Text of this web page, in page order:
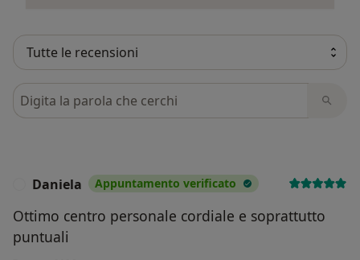
Cerca nelle recensioni
Daniela Appuntamento verificato
Ottimo centro personale cordiale e soprattutto
puntuali